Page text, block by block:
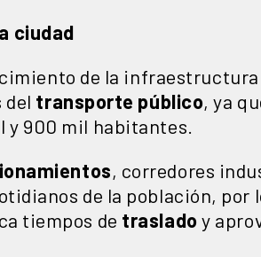
ciudad
de la infraestructura
transporte público, ya
y 900 mil habitantes.
, corredores
de la población, por
tiempos de traslado y